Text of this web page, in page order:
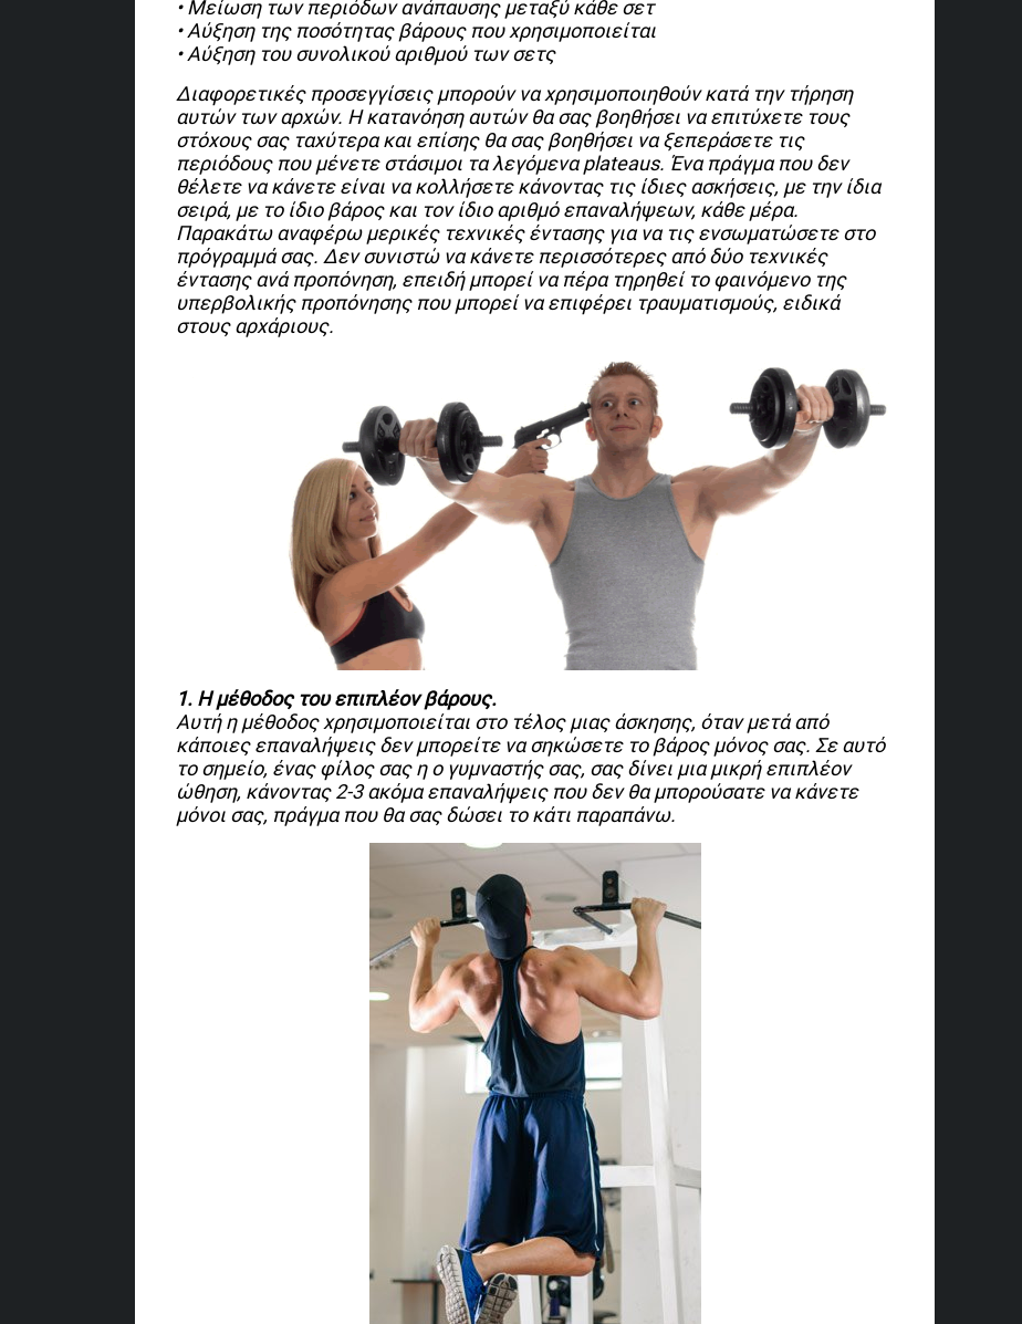
• Μείωση των περιόδων ανάπαυσης μεταξύ κάθε σετ
• Αύξηση της ποσότητας βάρους που χρησιμοποιείται
• Αύξηση του συνολικού αριθμού τωνσετς
Διαφορετικές προσεγγίσεις μπορούν να χρησιμοποιηθούν κατά την τήρηση
αυτών των αρχών. Η κατανόηση αυτών θα σας βοηθήσει να επιτύχετε τους
στόχους σας ταχύτερα και επίσης θα σας βοηθήσει να ξεπεράσετε τις
περιόδους που μένετε στάσιμοι τα λεγόμενα plateaus. Ένα πράγμα που δεν
θέλετε να κάνετε είναι να κολλήσετε κάνοντας τις ίδιες ασκήσεις, με την ίδια
σειρά, με το ίδιο βάρος και τον ίδιο αριθμό επαναλήψεων, κάθε μέρα.
Παρακάτω αναφέρω μερικές τεχνικές έντασης για να τις ενσωματώσετε στο
πρόγραμμά σας. Δεν συνιστώ να κάνετε περισσότερες από δύο τεχνικές
έντασης ανά προπόνηση, επειδή μπορεί να πέρα τηρηθεί το φαινόμενο της
υπερβολικής προπόνησης που μπορεί να επιφέρει τραυματισμούς, ειδικά
στους αρχάριους.
1. Η μέθοδος του επιπλέον βάρους.
Αυτή η μέθοδος χρησιμοποιείται στο τέλος μιας άσκησης, όταν μετά από
κάποιες επαναλήψεις δεν μπορείτε να σηκώσετε το βάρος μόνος σας. Σε αυτό
το σημείο, ένας φίλος σας η ο γυμναστής σας, σας δίνει μια μικρή επιπλέον
ώθηση, κάνοντας 2-3 ακόμα επαναλήψεις που δεν θα μπορούσατε να κάνετε
μόνοι σας, πράγμα που θα σας δώσει το κάτι παραπάνω.